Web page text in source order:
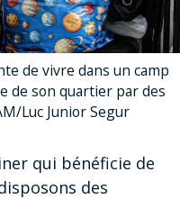
de vivre dans un camp
de son quartier par des
Luc Junior Segur
qui bénéficie de
des